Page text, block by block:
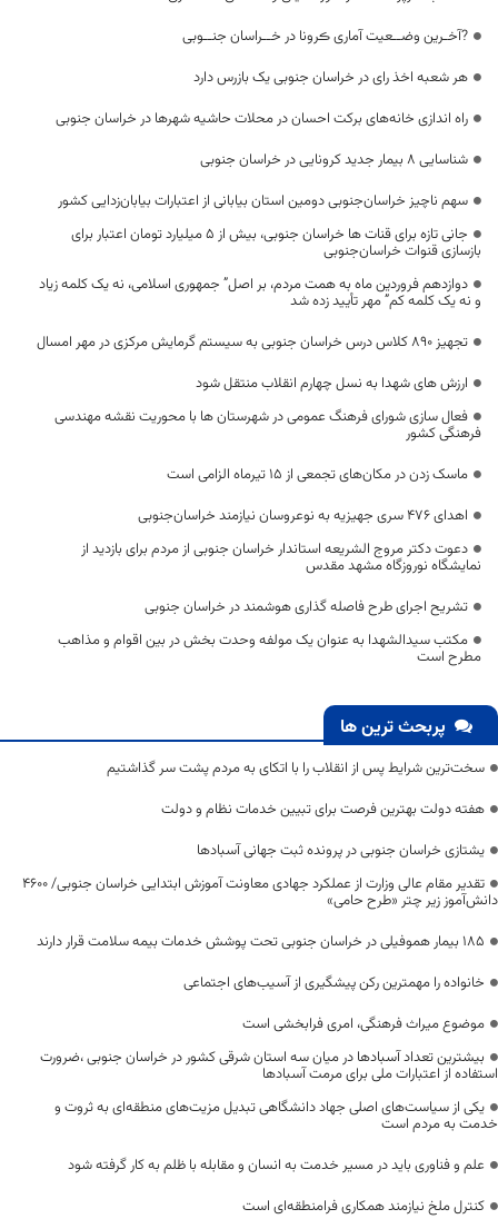
?آخـرین وضــعیت آماری ڪرونا در خــراسان جنــوبی
هر شعبه اخذ رای در خراسان جنوبی یک بازرس دارد
راه اندازی خانه‌های برکت احسان در محلات حاشیه شهر‌ها در خراسان جنوبی
شناسایی ۸ بیمار جدید کرونایی در خراسان جنوبی
سهم ناچیز خراسان‌جنوبی دومین استان بیابانی از اعتبارات بیابان‌زدایی کشور
جانی تازه برای قنات ها خراسان جنوبی، بیش از 5 میلیارد تومان اعتبار برای
بازسازی قنوات خراسان‌جنوبی
دوازدهم فروردین ماه به همت مردم، بر اصل” جمهوری اسلامی، نه یک کلمه زیاد
و نه یک کلمه کم” مهر تأیید زده شد
تجهیز 890 کلاس درس خراسان جنوبی به سیستم گرمایش مرکزی در مهر امسال
ارزش های شهدا به نسل چهارم انقلاب منتقل شود
فعال سازی شورای فرهنگ عمومی در شهرستان ها با محوریت نقشه مهندسی
فرهنگی کشور
ماسک زدن در مکان‌های تجمعی از ۱۵ تیرماه الزامی است
اهدای ۴۷۶ سری جهیزیه به نوعروسان نیازمند خراسان‌جنوبی
دعوت دکتر مروج الشریعه استاندار خراسان جنوبی از مردم برای بازدید از
نمایشگاه نوروزگاه مشهد مقدس
تشریح اجرای طرح فاصله گذاری هوشمند در خراسان جنوبی
مکتب سیدالشهدا به عنوان یک مولفه وحدت بخش در بین اقوام و مذاهب
مطرح است
پربحث ترین ها
سخت‌ترین شرایط پس از انقلاب را با اتکای به مردم پشت سر گذاشتیم
هفته دولت بهترین فرصت برای تبیین خدمات نظام و دولت
یشتازی خراسان جنوبی در پرونده ثبت جهانی آسبادها
تقدیر مقام عالی وزارت از عملکرد جهادی معاونت آموزش ابتدایی خراسان جنوبی/ ۴۶۰۰
دانش‌آموز زیر چتر «طرح حامی»
۱۸۵ بیمار هموفیلی در خراسان جنوبی تحت پوشش خدمات بیمه سلامت قرار دارند
خانواده را مهمترین رکن پیشگیری از آسیب‌های اجتماعی
موضوع میراث فرهنگی، امری فرابخشی است
بیشترین تعداد آسبادها در میان سه استان شرقی کشور در خراسان جنوبی ،ضرورت
استفاده از اعتبارات ملی برای مرمت آسبادها
یکی از سیاست‌های اصلی جهاد دانشگاهی تبدیل مزیت‌های منطقه‌ای به ثروت و
خدمت به مردم است
علم و فناوری باید در مسیر خدمت به انسان و مقابله با ظلم به کار گرفته شود
کنترل ملخ نیازمند همکاری فرامنطقه‌ای است